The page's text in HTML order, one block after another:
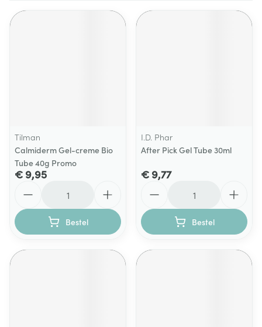
Tilman
Calmiderm Gel-creme Bio
Tube 40g Promo
€ 9,95
Bestel
I.D. Phar
After Pick Gel Tube 30ml
€ 9,77
Bestel